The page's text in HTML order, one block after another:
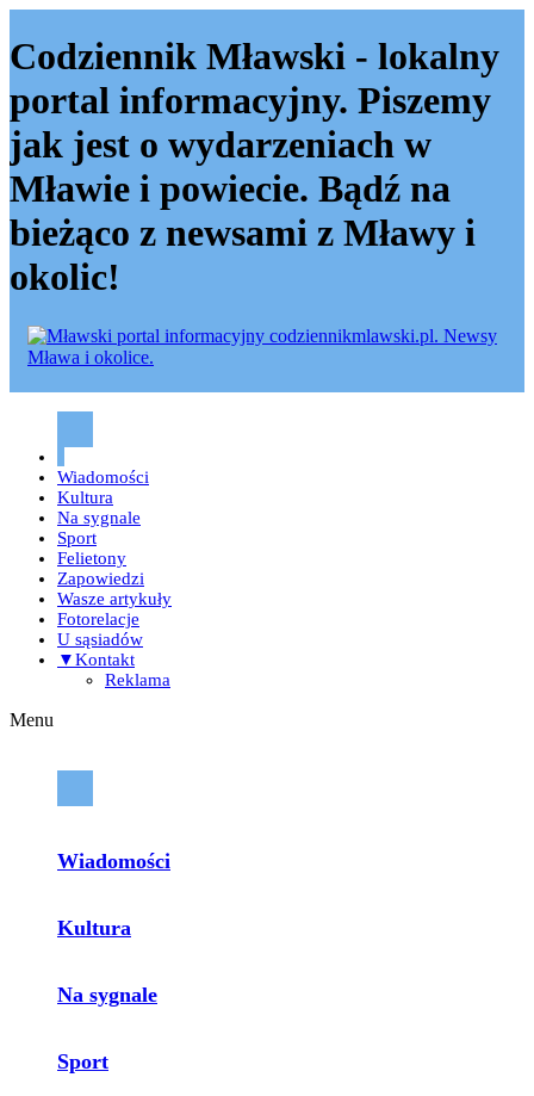
Codziennik Mławski - lokalny
portal informacyjny. Piszemy
jak jest o wydarzeniach w
Mławie i powiecie. Bądź na
bieżąco z newsami z Mławy i
okolic!
Codziennik mławski – Mława
Wiadomości
Kultura
Na sygnale
Sport
Felietony
Zapowiedzi
Wasze artykuły
Fotorelacje
U sąsiadów
▼Kontakt
Reklama
Menu
Wiadomości
Kultura
Na sygnale
Sport